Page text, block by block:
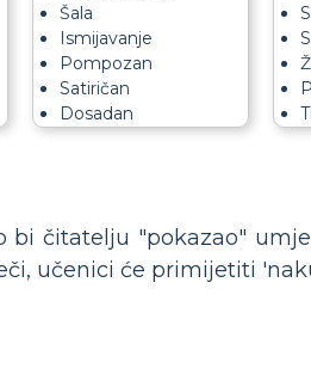
Šala
Ismijavanje
Pompozan
Satiričan
Dosadan
čitatelju "pokazao"
učenici će primijetiti